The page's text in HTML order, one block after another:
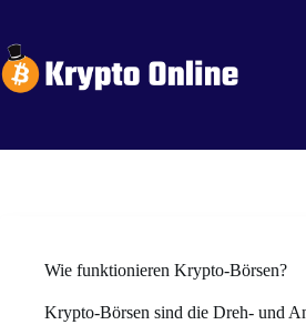
springen
Wie funktionieren Krypto-Börsen?
Krypto-Börsen sind die Dreh- und